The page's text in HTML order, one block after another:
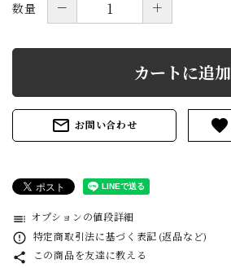
数量 － ＋
カートに追加
mail_outline お問い合わせ favorite
toc オプションの値段詳細
error_outline 特定商取引法に基づく表記 (返品など)
share この商品を友達に教える